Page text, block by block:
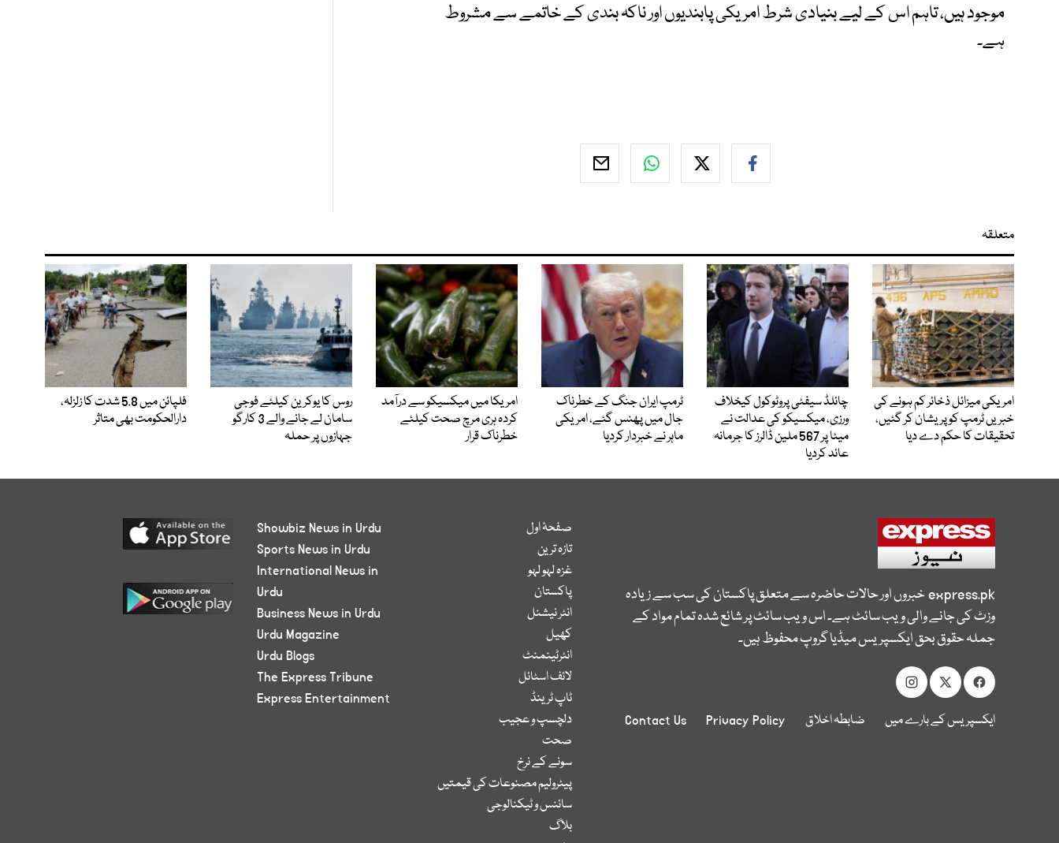
موجود ہیں، تاہم اس کے لیے بنیادی شرط امریکی پابندیوں اور ناکہ بندی کے خاتمے سے مشروط
ہے۔
متعلقہ
امریکی میزائل ذخائر کم ہونے کی
خبریں ٹرمپ کو پریشان کر گئیں،
تحقیقات کا حکم دے دیا
چائلڈ سیفٹی پروٹوکول کیخلاف
ورزی، میکسیکو کی عدالت نے
میٹا پر 567 ملین ڈالرز کا جرمانہ
عائد کردیا
ٹرمپ ایران جنگ کے خطرناک
جال میں پھنس گئے، امریکی
ماہر نے خبردار کردیا
امریکا میں میکسیکو سے درآمد
کردہ ہری مرچ صحت کیلئے
خطرناک قرار
روس کا یوکرین کیلئے فوجی
سامان لے جانے والے 3 کارگو
جہازوں پر حملہ
فلپائن میں 5.8 شدت کا زلزلہ،
دارالحکومت بھی متاثر
express.pkخبروں اور حالات حاضرہ سے متعلق پاکستان کی سب سے زیادہ
وزٹ کی جانے والی ویب سائٹ ہے۔ اس ویب سائٹ پر شائع شدہ تمام مواد کے
جملہ حقوق بحق ایکسپریس میڈیا گروپ محفوظ ہیں۔
ایکسپریس کے بارے میں ضابطہ اخلاق Privacy Policy
Contact Us
صفحۂ اول
تازہ ترین
غزہ لہو لہو
پاکستان
انٹر نیشنل
کھیل
انٹرٹینمنٹ
لائف اسٹائل
ٹاپ ٹرینڈ
دلچسپ و عجیب
صحت
سونے کے نرخ
پیٹرولیم مصنوعات کی قیمتیں
سائنس و ٹیکنالوجی
بلاگ
Showbiz News in Urdu
Sports News in Urdu
International News in
Urdu
Business News in Urdu
Urdu Magazine
Urdu Blogs
The Express Tribune
Express Entertainment